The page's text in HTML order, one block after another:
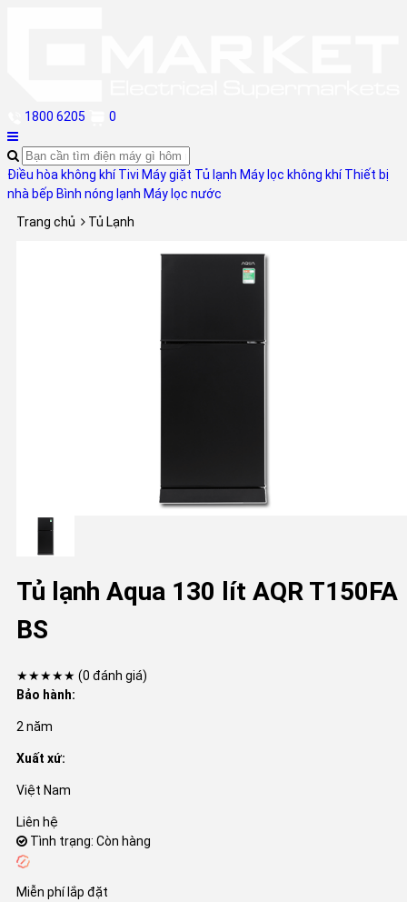
1800 6205 0
Điều hòa không khí Tivi Máy giặt Tủ lạnh Máy lọc không khí Thiết bị
nhà bếp Bình nóng lạnh Máy lọc nước
Trang chủ
Tủ Lạnh
Tủ lạnh Aqua 130 lít AQR T150FA
BS
★★★★★ (0 đánh giá)
Bảo hành:
2 năm
Xuất xứ:
Việt Nam
Liên hệ
Tình trạng: Còn hàng
Miễn phí lắp đặt